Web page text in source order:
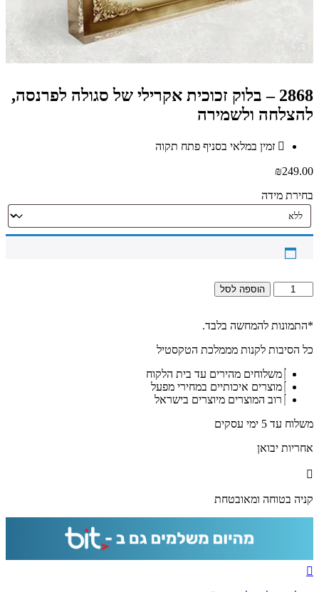
2868 – בלוק זכוכית אקרילי של סגולה לפרנסה,
להצלחה ולשמירה
זמין במלאי בסניף פתח תקוה
₪249.00
בחירת מידה
כמות
של
–
זכוכית
סגולה
לפרנסה,
ולשמירה
הוספה לסל
*התמונות להמחשה בלבד.
כל הסיבות לקנות מממלכת הטקסטיל
משלוחים מהירים עד בית הלקוח
מוצרים איכותיים במחירי מפעל
רוב המוצרים מיוצרים בישראל
משלוח עד 5 ימי עסקים
אחריות יבואן
קניה בטוחה ומאובטחת